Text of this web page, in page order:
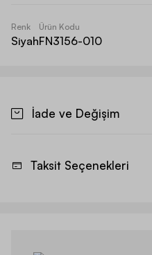
Renk
Siyah
Ürün Kodu
FN3156-010
İade ve Değişim
Taksit Seçenekleri